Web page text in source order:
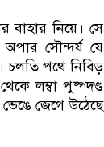
নিয়ে। সে
সৌন্দর্য যে
চলতি পথে নিবিড়
লম্বা পুষ্পদণ্ড
জেগে উঠেছে